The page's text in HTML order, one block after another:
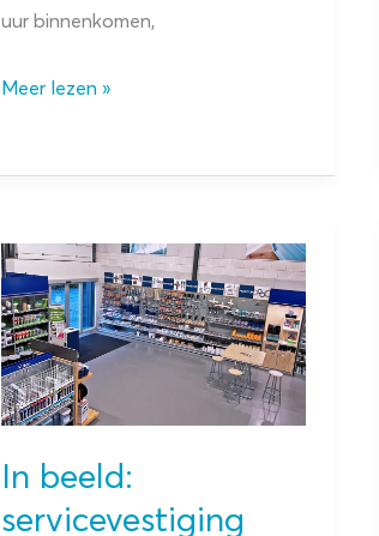
uur binnenkomen,
Aangepaste
Pinksteren
Meer lezen »
In beeld:
servicevestiging